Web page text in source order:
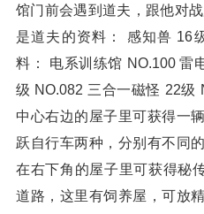
馆门前会遇到道夫，跟他对
是道夫的资料： 感知兽 16
料： 电系训练馆 NO.100 雷
级 NO.082 三合一磁怪 22级
中心右边的屋子里可获得一
跃自行车两种，分别有不同
在右下角的屋子里可获得秘
道路，这里有饲养屋，可放